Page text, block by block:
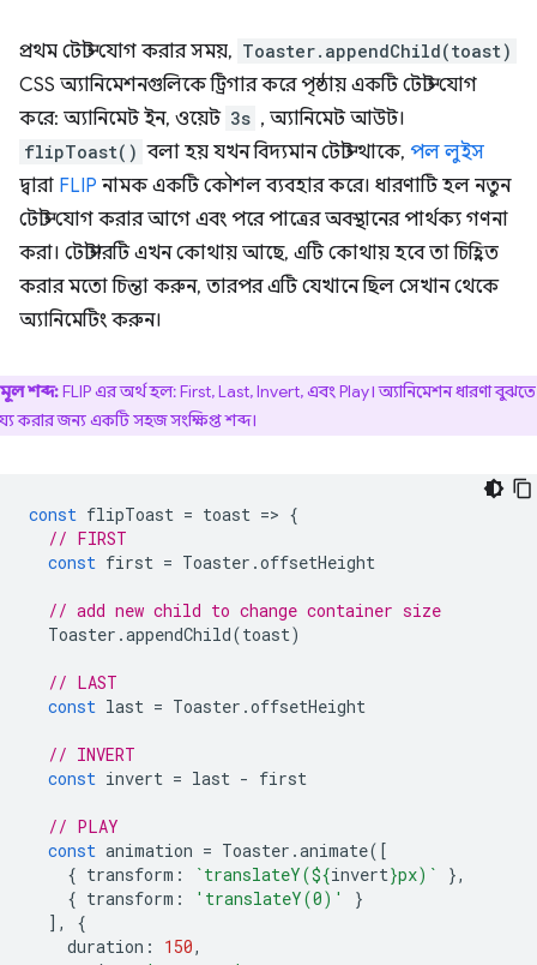
প্রথম টোস্ট যোগ করার সময়, Toaster.appendChild(toast)
CSS অ্যানিমেশনগুলিকে ট্রিগার করে পৃষ্ঠায় একটি টোস্ট যোগ
করে: অ্যানিমেট ইন, ওয়েট 3s , অ্যানিমেট আউট।
flipToast() বলা হয় যখন বিদ্যমান টোস্ট থাকে, পল লুইস
দ্বারা FLIP নামক একটি কৌশল ব্যবহার করে। ধারণাটি হল নতুন
টোস্ট যোগ করার আগে এবং পরে পাত্রের অবস্থানের পার্থক্য গণনা
করা। টোস্টারটি এখন কোথায় আছে, এটি কোথায় হবে তা চিহ্নিত
করার মতো চিন্তা করুন, তারপর এটি যেখানে ছিল সেখান থেকে
অ্যানিমেটিং করুন।
মূল শব্দ:FLIP এর অর্থ হল: First, Last, Invert, এবং Play। অ্যানিমেশন ধারণা বুঝতে
করার জন্য একটি সহজ সংক্ষিপ্ত শব্দ।
const flipToast = toast => {
// FIRST
const first = Toaster .offsetHeight
// add new child to change container size
Toaster .appendChild(toast)
// LAST
const last = Toaster .offsetHeight
// INVERT
const invert = last - first
// PLAY
const animation = Toaster .animate([
{ transform : `translateY(${invert}px)`
},
{ transform : 'translateY(0)'
}
],
{
duration : 150,